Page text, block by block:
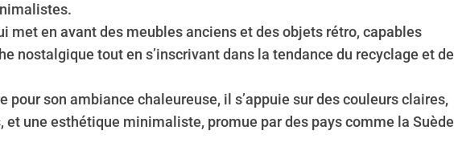
met en avant des meubles anciens et des objets rétro, capables
nostalgique tout en s’inscrivant dans la tendance du recyclage et de
pour son ambiance chaleureuse, il s’appuie sur des couleurs claires,
et une esthétique minimaliste, promue par des pays comme la Suède